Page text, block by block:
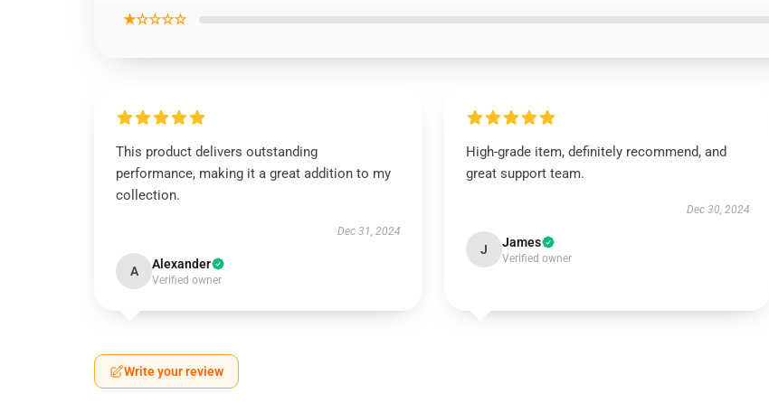
★☆☆☆☆
This product delivers outstanding
performance, making it a great addition to my
collection.
Dec 31, 2024
A Alexander
Verified owner
High-grade item, definitely recommend, and
great support team.
Dec 30, 2024
J James
Verified owner
Write your review